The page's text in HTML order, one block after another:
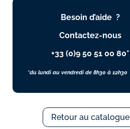
Besoin d’aide ?
Contactez-nous
+33 (0)9 50 51 00 80*
*du lundi au vendredi de 8h30 à 12h30
Retour au catalogue